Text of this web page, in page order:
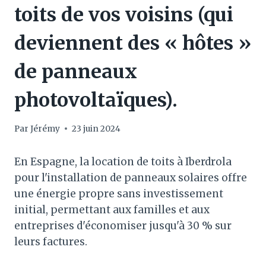
toits de vos voisins (qui
deviennent des « hôtes »
de panneaux
photovoltaïques).
Par Jérémy 23 juin 2024
En Espagne, la location de toits à Iberdrola
pour l'installation de panneaux solaires offre
une énergie propre sans investissement
initial, permettant aux familles et aux
entreprises d'économiser jusqu'à 30 % sur
leurs factures.